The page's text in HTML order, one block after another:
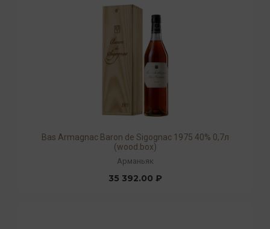
Bas Armagnac Baron de Sigognac 1975 40% 0,7л
(wood.box)
Арманьяк
35 392.00 ₽